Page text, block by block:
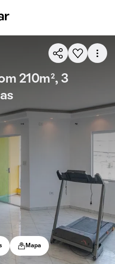
210m², 3
Mapa